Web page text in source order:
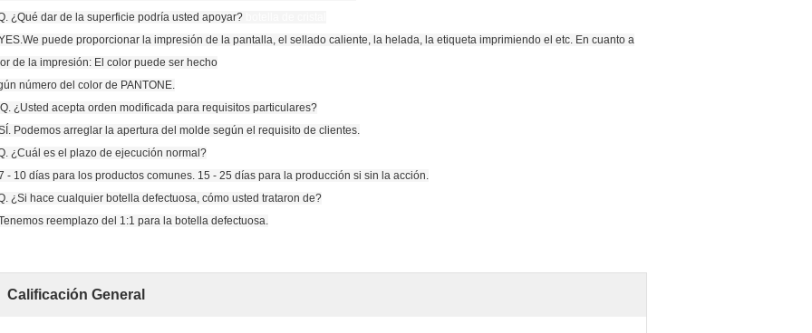
¿Qué dar de la superficie podría usted apoyar?
puede proporcionar la impresión de la pantalla, el sellado caliente, la helada, la etiqueta imprimiendo el etc. En cuanto a
de la impresión: El color puede ser hecho
número del color de PANTONE.
Q. ¿Usted acepta orden modificada para requisitos particulares?
Podemos arreglar la apertura del molde según el requisito de clientes.
¿Cuál es el plazo de ejecución normal?
- 10 días para los productos comunes. 15 - 25 días para la producción si sin la acción.
¿Si hace cualquier botella defectuosa, cómo usted trataron de?
reemplazo del 1:1 para la botella defectuosa.
Calificación General